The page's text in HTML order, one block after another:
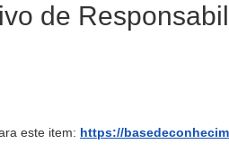
de
este item: https://